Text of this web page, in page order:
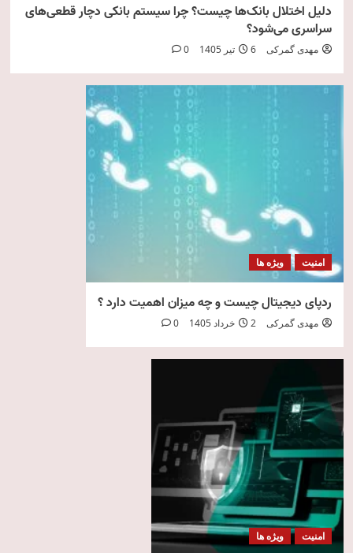
دلیل اختلال بانک‌ها چیست؟ چرا سیستم بانکی دچار قطعی‌های
سراسری می‌شود؟
مهدی گمرکی 6 تیر 1405 0
امنیت ویژه ها
ردپای دیجیتال چیست و چه میزان اهمیت دارد ؟
مهدی گمرکی 2 خرداد 1405 0
امنیت ویژه ها